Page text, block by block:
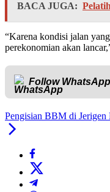
BACA JUGA:
“Karena kondisi jalan
perekonomian akan
Follow
Pengisian BBM di